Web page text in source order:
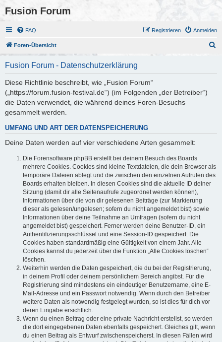
Fusion Forum
FAQ Anmelden
Registrieren
Foren-Übersicht
Fusion Forum - Datenschutzerklärung
Diese Richtlinie beschreibt, wie „Fusion Forum“
(„https://forum.fusion-festival.de“) (im Folgenden „der Betreiber“)
die Daten verwendet, die während deines Foren-Besuchs
gesammelt werden.
UMFANG UND ART DER DATENSPEICHERUNG
Deine Daten werden auf vier verschiedene Arten gesammelt:
Die Forensoftware phpBB erstellt bei deinem Besuch des Boards
mehrere Cookies. Cookies sind kleine Textdateien, die dein Browser als
temporäre Dateien ablegt und die zwischen den einzelnen Aufrufen des
Boards erhalten bleiben. In diesen Cookies sind die aktuelle ID deiner
Sitzung (damit dir alle Seitenaufrufe zugeordnet werden können),
Informationen über die von dir gelesenen Beiträge (zur Markierung
dieser als gelesen/ungelesen; sofern du nicht angemeldet bist) sowie
Informationen über deine Teilnahme an Umfragen (sofern du nicht
angemeldet bist) gespeichert. Ferner werden deine Benutzer-ID, ein
Authentifizierungsschlüssel und eine Session-ID gespeichert. Die
Cookies haben standardmäßig eine Gültigkeit von einem Jahr. Alle
Cookies kannst du jederzeit über die Funktion „Alle Cookies löschen“
löschen.
Weiterhin werden die Daten gespeichert, die du bei der Registrierung,
in deinem Profil oder deinem persönlichem Bereich angibst. Für die
Registrierung sind mindestens ein eindeutiger Benutzername, eine E-
Mail-Adresse und ein Passwort notwendig. Wenn durch den Betreiber
weitere Daten als notwendig festgelegt wurden, so ist dies für dich vor
deren Eingabe ersichtlich.
Wenn du einen Beitrag oder eine private Nachricht erstellst, so werden
die dort eingegebenen Daten ebenfalls gespeichert. Gleiches gilt, wenn
du einen Beitrag als Entwurf zwischenspeicherst. In diesen Fällen wird